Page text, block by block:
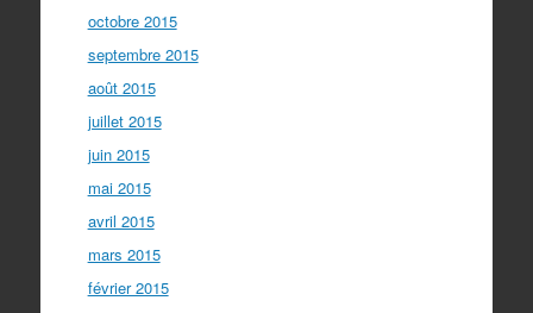
octobre 2015
septembre 2015
août 2015
juillet 2015
juin 2015
mai 2015
avril 2015
mars 2015
février 2015